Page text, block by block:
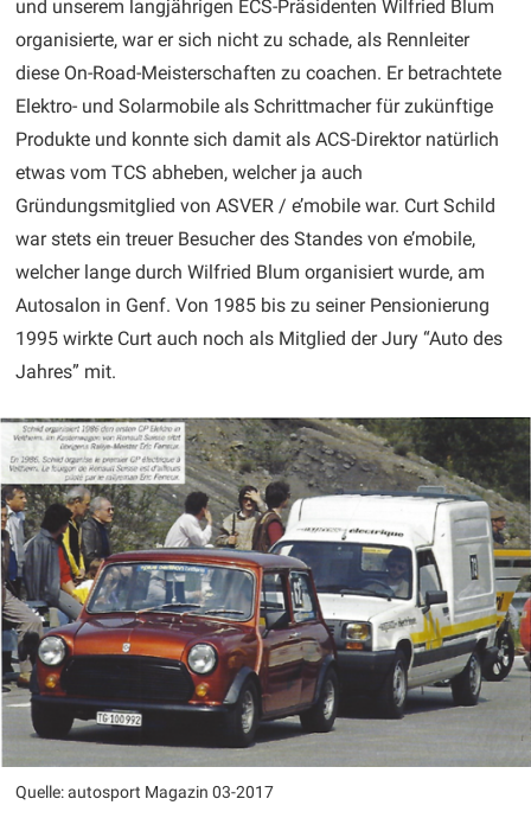
und unserem langjährigen ECS-Präsidenten Wilfried Blum
organisierte, war er sich nicht zu schade, als Rennleiter
diese On-Road-Meisterschaften zu coachen. Er betrachtete
Elektro- und Solarmobile als Schrittmacher für zukünftige
Produkte und konnte sich damit als ACS-Direktor natürlich
etwas vom TCS abheben, welcher ja auch
Gründungsmitglied von ASVER / e’mobile war. Curt Schild
war stets ein treuer Besucher des Standes von e’mobile,
welcher lange durch Wilfried Blum organisiert wurde, am
Autosalon in Genf. Von 1985 bis zu seiner Pensionierung
1995 wirkte Curt auch noch als Mitglied der Jury “Auto des
Jahres” mit.
Quelle: autosport Magazin 03-2017